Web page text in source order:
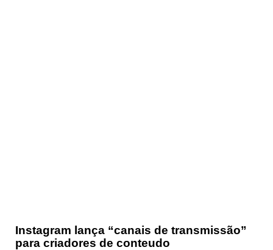
Instagram lança “canais de transmissão”
para criadores de conteudo